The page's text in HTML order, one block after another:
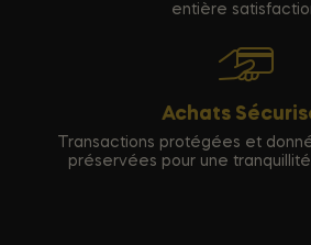
entière
Achats
Transactions protégées et
préservées pour une